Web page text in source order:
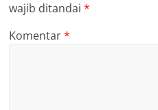
wajib ditandai*
Komentar*